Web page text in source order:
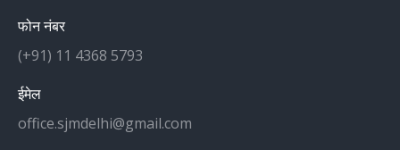
फोन नंबर
(+91) 11 4368 5793
ईमेल
office.sjmdelhi@gmail.com